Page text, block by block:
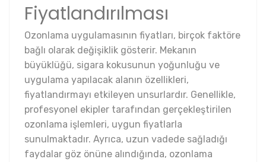
Fiyatlandırılması
Ozonlama uygulamasının fiyatları, birçok faktöre
bağlı olarak değişiklik gösterir. Mekanın
büyüklüğü, sigara kokusunun yoğunluğu ve
uygulama yapılacak alanın özellikleri,
fiyatlandırmayı etkileyen unsurlardır. Genellikle,
profesyonel ekipler tarafından gerçekleştirilen
ozonlama işlemleri, uygun fiyatlarla
sunulmaktadır. Ayrıca, uzun vadede sağladığı
faydalar göz önüne alındığında, ozonlama